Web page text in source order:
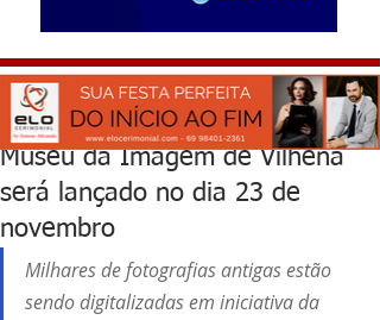
Museu da Imagem de Vilhena
será lançado no dia 23 de
novembro
Milhares de fotografias antigas estão
sendo digitalizadas em iniciativa da